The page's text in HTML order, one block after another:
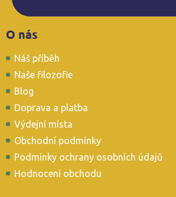
O nás
Náš příběh
Naše filozofie
Blog
Doprava a platba
Výdejní místa
Obchodní podmínky
Podmínky ochrany osobních údajů
Hodnocení obchodu